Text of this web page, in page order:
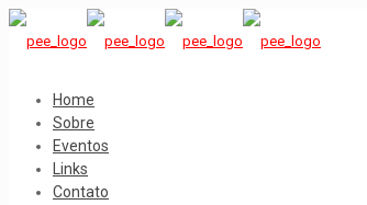
Home
Sobre
Eventos
Links
Contato